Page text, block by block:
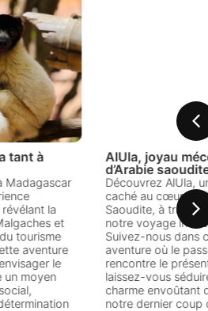
AlUla, joyau méconnu
d’Arabie saoudite
Découvrez AlUla, un trésor
caché au cœur de l'Arabie
Saoudite, à travers le récit de
notre voyage inoubliable.
Suivez-nous dans cette
aventure où le passé
rencontre le présent, et
laissez-vous séduire par le
charme envoûtant d'AlUla,
notre dernier coup de cœur